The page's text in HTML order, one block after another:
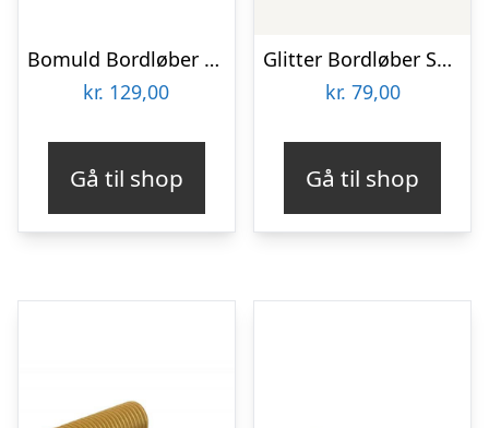
Bomuld Bordløber Creme
kr. 129,00
Gå til shop
Glitter Bordløber Sort
kr. 79,00
Gå til shop